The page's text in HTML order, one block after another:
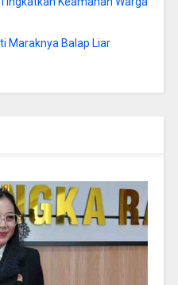
Maraknya Balap Liar